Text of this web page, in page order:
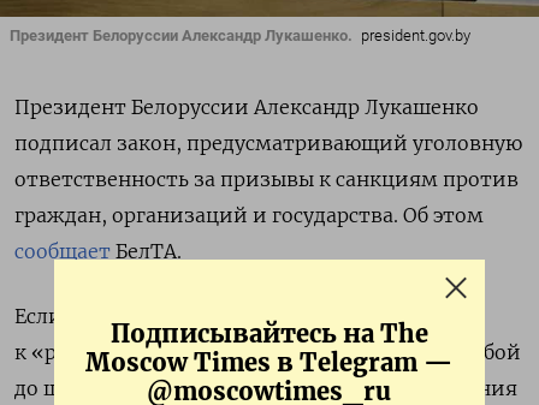
Подписывайтесь на The
Moscow Times в Telegram —
@moscowtimes_ru
Президент Белоруссии Александр Лукашенко. president.gov.by
Президент Белоруссии Александр Лукашенко
подписал закон, предусматривающий уголовную
ответственность за призывы к санкциям против
граждан, организаций и государства. Об этом
сообщает БелТА.
Если призывы ввести санкции обращены
к «рядовым лицам», это грозит повлечь за собой
до шести лет тюрьмы. До десяти лет заключения